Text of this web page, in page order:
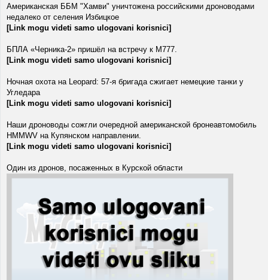
Американская ББМ "Хамви" уничтожена российскими дроноводами
недалеко от селения Избицкое
[Link mogu videti samo ulogovani korisnici]
БПЛА «Черника-2» пришёл на встречу к М777.
[Link mogu videti samo ulogovani korisnici]
Ночная охота на Leopard: 57-я бригада сжигает немецкие танки у
Угледара
[Link mogu videti samo ulogovani korisnici]
Наши дроноводы сожгли очередной американской бронеавтомобиль
HMMWV на Купянском направлении.
[Link mogu videti samo ulogovani korisnici]
Один из дронов, посаженных в Курской области